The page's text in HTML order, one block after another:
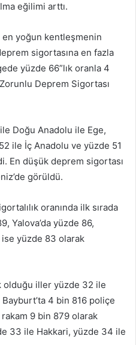
eğilimi arttı.
yoğun kentleşmenin
sigortasına en fazla
yüzde 66”lık oranla 4
Deprem Sigortası
Doğu Anadolu ile Ege,
ile İç Anadolu ve yüzde 51
En düşük deprem sigortası
görüldü.
oranında ilk sırada
Yalova’da yüzde 86,
ise yüzde 83 olarak
olduğu iller yüzde 32 ile
4 bin 816 poliçe
9 bin 879 olarak
33 ile Hakkari, yüzde 34 ile